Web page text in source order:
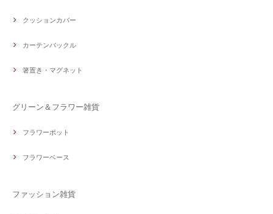
クッションカバー
カーテンバックル
箸置き・マグネット
グリーン＆フラワー雑貨
フラワーポット
フラワーベース
ファッション雑貨